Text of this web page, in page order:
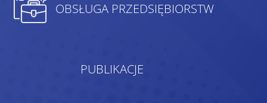
OBSŁUGA PRZEDSIĘBIORSTW
PUBLIKACJE